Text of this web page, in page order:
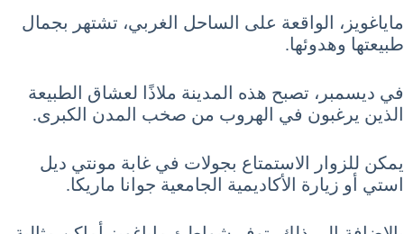
ماياغويز، الواقعة على الساحل الغربي، تشتهر بجمال
طبيعتها وهدوئها.
في ديسمبر، تصبح هذه المدينة ملاذًا لعشاق الطبيعة
الذين يرغبون في الهروب من صخب المدن الكبرى.
يمكن للزوار الاستمتاع بجولات في غابة مونتي ديل
استي أو زيارة الأكاديمية الجامعية جوانا ماريكا.